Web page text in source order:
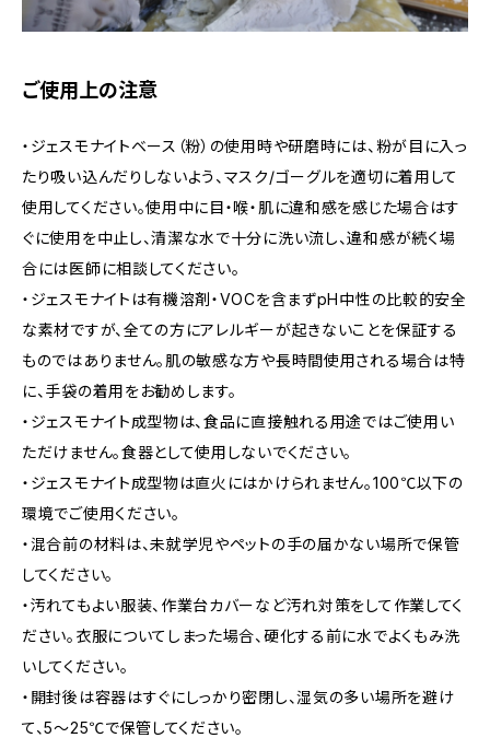
ご使用上の注意
・ジェスモナイトベース（粉）の使用時や研磨時には、粉が目に入っ
たり吸い込んだりしないよう、マスク/ゴーグルを適切に着用して
使用してください。使用中に目・喉・肌に違和感を感じた場合はす
ぐに使用を中止し、清潔な水で十分に洗い流し、違和感が続く場
合には医師に相談してください。
・ジェスモナイトは有機溶剤・VOCを含まずpH中性の比較的安全
な素材ですが、全ての方にアレルギーが起きないことを保証する
ものではありません。肌の敏感な方や長時間使用される場合は特
に、手袋の着用をお勧めします。
・ジェスモナイト成型物は、食品に直接触れる用途ではご使用い
ただけません。食器として使用しないでください。
・ジェスモナイト成型物は直火にはかけられません。100℃以下の
環境でご使用ください。
・混合前の材料は、未就学児やペットの手の届かない場所で保管
してください。
・汚れてもよい服装、作業台カバーなど汚れ対策をして作業してく
ださい。衣服についてしまった場合、硬化する前に水でよくもみ洗
いしてください。
・開封後は容器はすぐにしっかり密閉し、湿気の多い場所を避け
て、5～25℃で保管してください。